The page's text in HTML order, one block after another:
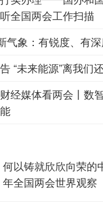
全国两会工作扫描
气象：有锐度、有
“未来能源”离我们
经媒体看两会丨数
何以铸就欣欣向荣
年全国两会世界观察